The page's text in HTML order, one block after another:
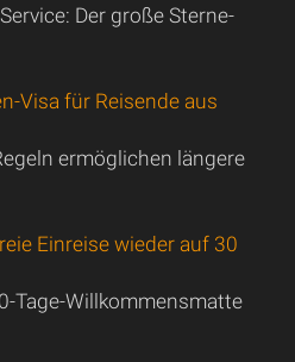
Der große Sterne-
Visa für Reisende aus
ermöglichen längere
Einreise wieder auf 30
Tage-Willkommensmatte